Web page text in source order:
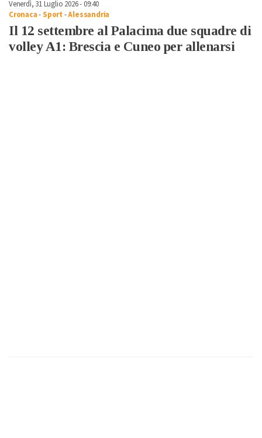
Venerdì, 31 Luglio 2026 - 09:40
Cronaca-Sport -Alessandria
Il 12 settembre al Palacima due squadre di
volley A1: Brescia e Cuneo per allenarsi